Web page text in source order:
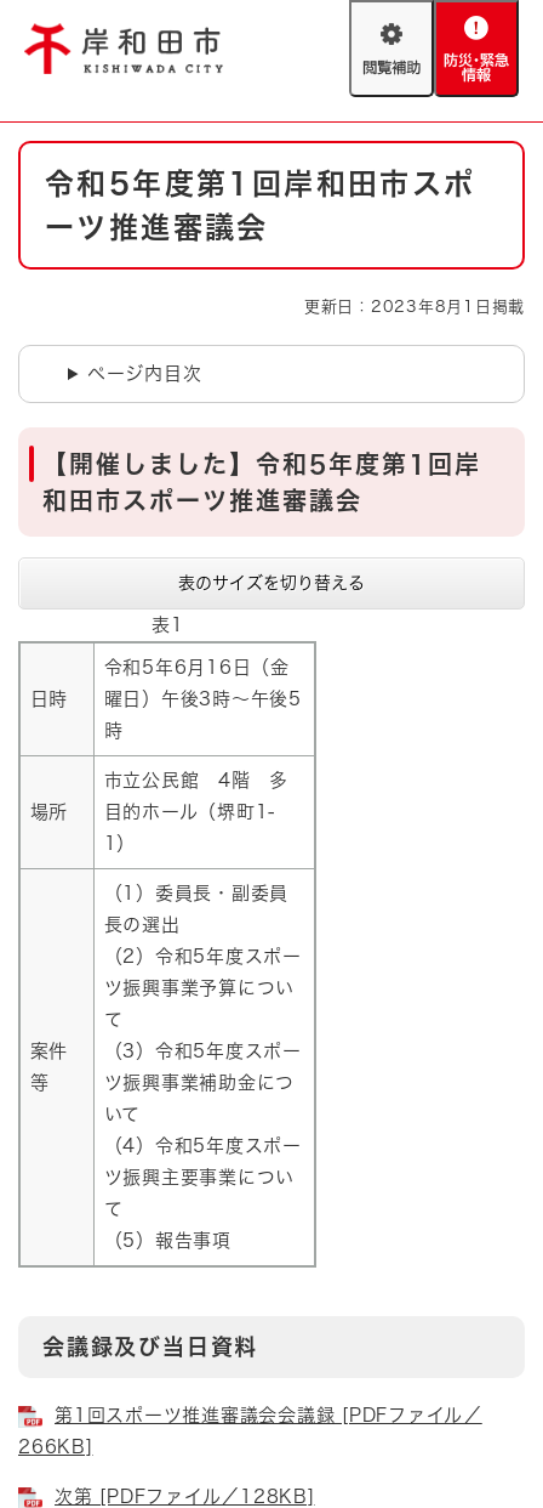
閲
助
防
緊
情
やさしい日本語
防災・緊急情報 救急・消防
ハザードマップ
本
令和5年度第1回岸和田市スポ
ーツ推進審議会
更新日：2023年8月1日掲載
ページ内目次
【開催しました】令和5年度第1回岸
和田市スポーツ推進審議会
表のサイズを切り替える
表1
日時
令和5年6月16日（金
曜日）午後3時～午後5
時
場所
市立公民館 4階 多
目的ホール（堺町1-
1）
案件
等
（1）委員長・副委員
長の選出
（2）令和5年度スポー
ツ振興事業予算につい
て
（3）令和5年度スポー
ツ振興事業補助金につ
いて
（4）令和5年度スポー
ツ振興主要事業につい
て
（5）報告事項
会議録及び当日資料
第1回スポーツ推進審議会会議録 [PDFファイル／
266KB]
次第 [PDFファイル／128KB]